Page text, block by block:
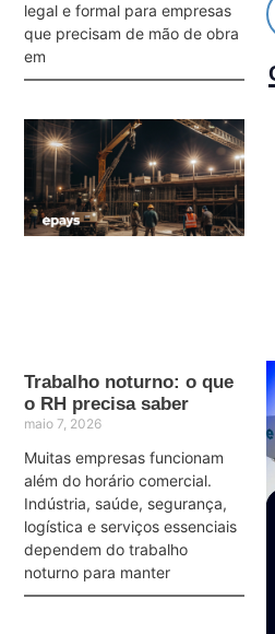
legal e formal para empresas
que precisam de mão de obra
em
Trabalho noturno: o que
o RH precisa saber
maio 7, 2026
Muitas empresas funcionam
além do horário comercial.
Indústria, saúde, segurança,
logística e serviços essenciais
dependem do trabalho
noturno para manter